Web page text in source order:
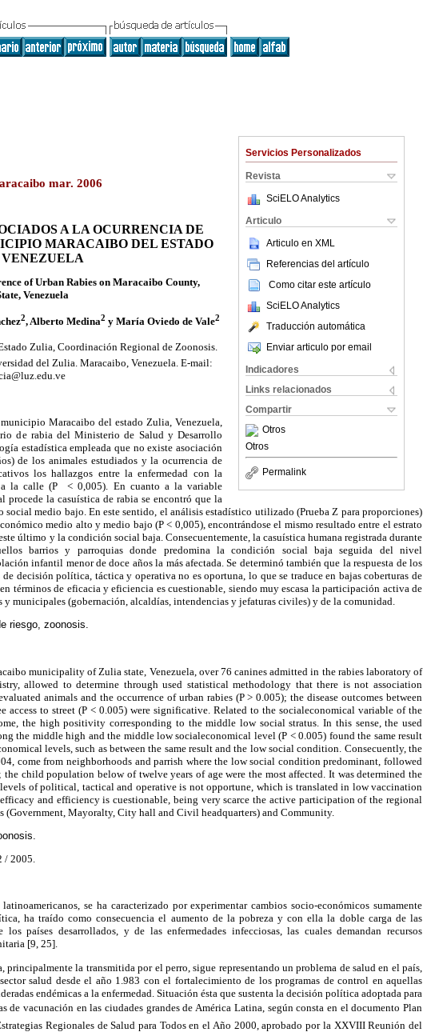
Servicios Personalizados
Revista
SciELO Analytics
Articulo
Articulo en XML
Referencias del artículo
Como citar este artículo
SciELO Analytics
Traducción automática
Enviar articulo por email
Indicadores
Links relacionados
Compartir
Otros
Otros
Permalink
mar. 2006
A LA OCURRENCIA DE
MARACAIBO DEL ESTADO
of Urban Rabies on Maracaibo County,
Venezuela
2, Alberto Medina2 y María Oviedo de Vale2
Zulia, Coordinación Regional de Zoonosis.
del Zulia. Maracaibo, Venezuela. E-mail:
Maracaibo del estado Zulia, Venezuela,
de rabia del Ministerio de Salud y Desarrollo
estadística empleada que no existe asociación
de los animales estudiados y la ocurrencia de
los hallazgos entre la enfermedad con la
la calle (P < 0,005). En cuanto a la variable
la casuística de rabia se encontró que la
medio bajo. En este sentido, el análisis estadístico utilizado (Prueba Z para proporciones)
medio alto y medio bajo (P < 0,005), encontrándose el mismo resultado entre el estrato
último y la condición social baja. Consecuentemente, la casuística humana registrada durante
barrios y parroquias donde predomina la condición social baja seguida del nivel
infantil menor de doce años la más afectada. Se determinó también que la respuesta de los
decisión política, táctica y operativa no es oportuna, lo que se traduce en bajas coberturas de
términos de eficacia y eficiencia es cuestionable, siendo muy escasa la participación activa de
y municipales (gobernación, alcaldías, intendencias y jefaturas civiles) y de la comunidad.
riesgo, zoonosis.
municipality of Zulia state, Venezuela, over 76 canines admitted in the rabies laboratory of
allowed to determine through used statistical methodology that there is not association
animals and the occurrence of urban rabies (P > 0.005); the disease outcomes between
access to street (P < 0.005) were significative. Related to the socialeconomical variable of the
the high positivity corresponding to the middle low social stratus. In this sense, the used
the middle high and the middle low socialeconomical level (P < 0.005) found the same result
levels, such as between the same result and the low social condition. Consecuently, the
come from neighborhoods and parrish where the low social condition predominant, followed
child population below of twelve years of age were the most affected. It was determined the
of political, tactical and operative is not opportune, which is translated in low vaccination
and efficiency is cuestionable, being very scarce the active participation of the regional
(Government, Mayoralty, City hall and Civil headquarters) and Community.
2005.
se ha caracterizado por experimentar cambios socio-económicos sumamente
ha traído como consecuencia el aumento de la pobreza y con ella la doble carga de las
los países desarrollados, y de las enfermedades infecciosas, las cuales demandan recursos
[9, 25].
principalmente la transmitida por el perro, sigue representando un problema de salud en el país,
salud desde el año 1.983 con el fortalecimiento de los programas de control en aquellas
endémicas a la enfermedad. Situación ésta que sustenta la decisión política adoptada para
de vacunación en las ciudades grandes de América Latina, según consta en el documento Plan
Regionales de Salud para Todos en el Año 2000, aprobado por la XXVIII Reunión del